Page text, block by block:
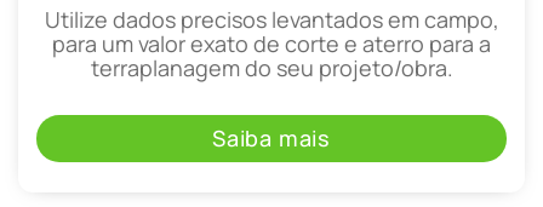
Utilize dados precisos levantados em campo,
para um valor exato de corte e aterro para a
terraplanagem do seu projeto/obra.
Saiba mais